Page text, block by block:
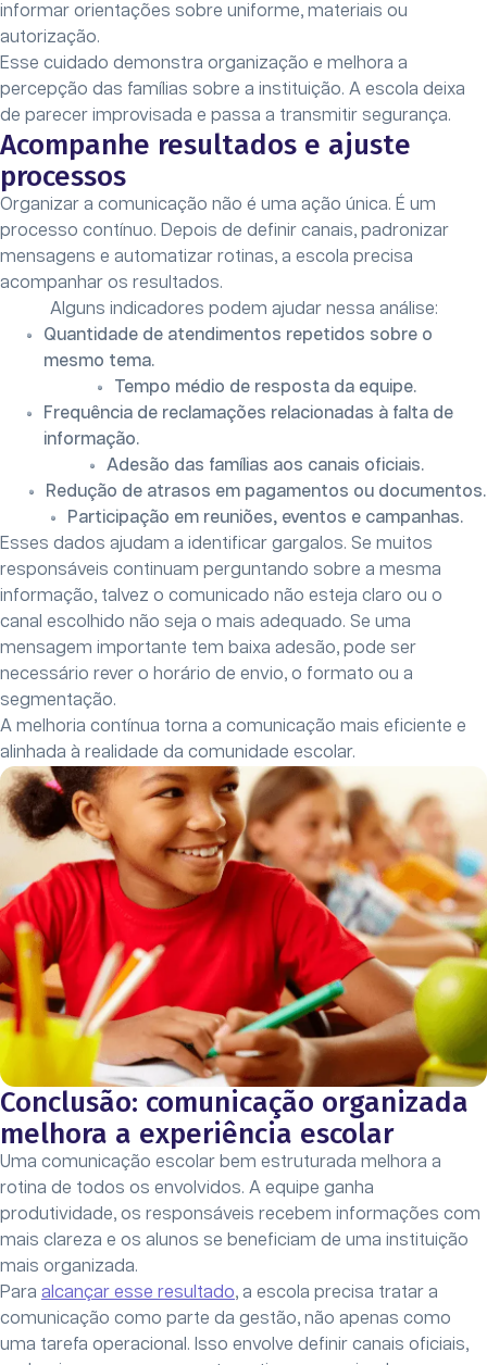
informar orientações sobre uniforme, materiais ou
autorização.
Esse cuidado demonstra organização e melhora a
percepção das famílias sobre a instituição. A escola deixa
de parecer improvisada e passa a transmitir segurança.
Acompanhe resultados e ajuste
processos
Organizar a comunicação não é uma ação única. É um
processo contínuo. Depois de definir canais, padronizar
mensagens e automatizar rotinas, a escola precisa
acompanhar os resultados.
Alguns indicadores podem ajudar nessa análise:
Quantidade de atendimentos repetidos sobre o
mesmo tema.
Tempo médio de resposta da equipe.
Frequência de reclamações relacionadas à falta de
informação.
Adesão das famílias aos canais oficiais.
Redução de atrasos em pagamentos ou documentos.
Participação em reuniões, eventos e campanhas.
Esses dados ajudam a identificar gargalos. Se muitos
responsáveis continuam perguntando sobre a mesma
informação, talvez o comunicado não esteja claro ou o
canal escolhido não seja o mais adequado. Se uma
mensagem importante tem baixa adesão, pode ser
necessário rever o horário de envio, o formato ou a
segmentação.
A melhoria contínua torna a comunicação mais eficiente e
alinhada à realidade da comunidade escolar.
Conclusão: comunicação organizada
melhora a experiência escolar
Uma comunicação escolar bem estruturada melhora a
rotina de todos os envolvidos. A equipe ganha
produtividade, os responsáveis recebem informações com
mais clareza e os alunos se beneficiam de uma instituição
mais organizada.
Para alcançar esse resultado, a escola precisa tratar a
comunicação como parte da gestão, não apenas como
uma tarefa operacional. Isso envolve definir canais oficiais,